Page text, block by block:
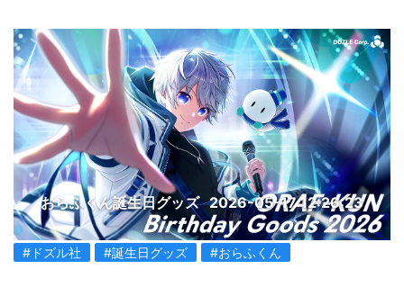
おらふくん誕生日グッズ 2026-05-17 12:26:23
#ドズル社 #誕生日グッズ #おらふくん